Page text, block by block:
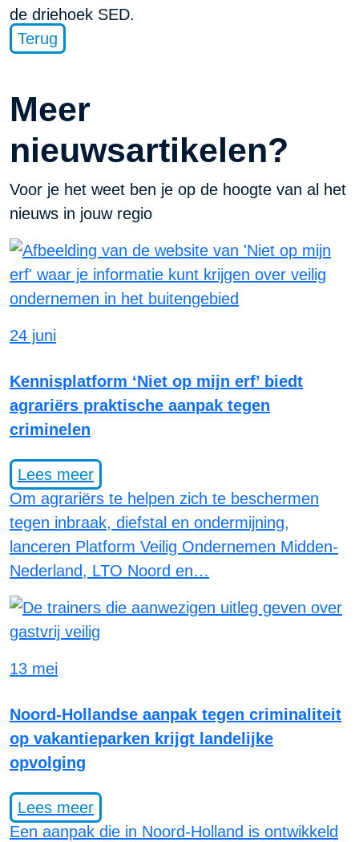
de driehoek SED.
Terug
Meer
nieuwsartikelen?
Voor je het weet ben je op de hoogte van al het
nieuws in jouw regio
24 juni
Kennisplatform ‘Niet op mijn erf’ biedt
agrariërs praktische aanpak tegen
criminelen
Lees meer
Om agrariërs te helpen zich te beschermen
tegen inbraak, diefstal en ondermijning,
lanceren Platform Veilig Ondernemen Midden-
Nederland, LTO Noord en…
13 mei
Noord-Hollandse aanpak tegen criminaliteit
op vakantieparken krijgt landelijke
opvolging
Lees meer
Een aanpak die in Noord-Holland is ontwikkeld